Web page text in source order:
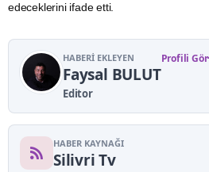
edeceklerini ifade etti.
HABERI EKLEYEN
Faysal BULUT
Editor
Profili Gör
HABER KAYNAĞI
Silivri Tv